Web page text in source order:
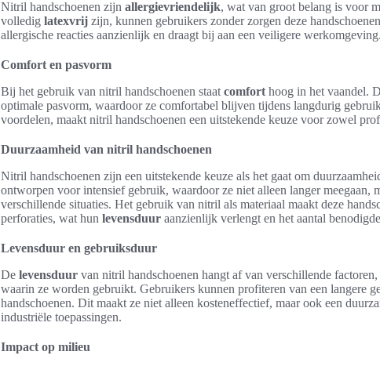
Nitril handschoenen zijn allergievriendelijk, wat van groot belang is voor
volledig latexvrij zijn, kunnen gebruikers zonder zorgen deze
allergische reacties aanzienlijk en draagt bij aan een veiligere werkomgeving.
Comfort en pasvorm
Bij het gebruik van nitril handschoenen staat comfort hoog in het vaandel.
optimale pasvorm, waardoor ze comfortabel blijven tijdens langdurig
voordelen, maakt nitril handschoenen een uitstekende keuze voor zowel
Duurzaamheid van nitril handschoenen
Nitril handschoenen zijn een uitstekende keuze als het gaat om
ontworpen voor intensief gebruik, waardoor ze niet alleen langer meegaan,
verschillende situaties. Het gebruik van nitril als materiaal maakt deze
perforaties, wat hun levensduur aanzienlijk verlengt en het aantal
Levensduur en gebruiksduur
De levensduur van nitril handschoenen hangt af van verschillende
waarin ze worden gebruikt. Gebruikers kunnen profiteren van een langere
handschoenen. Dit maakt ze niet alleen kosteneffectief, maar ook een
industriële toepassingen.
Impact op milieu